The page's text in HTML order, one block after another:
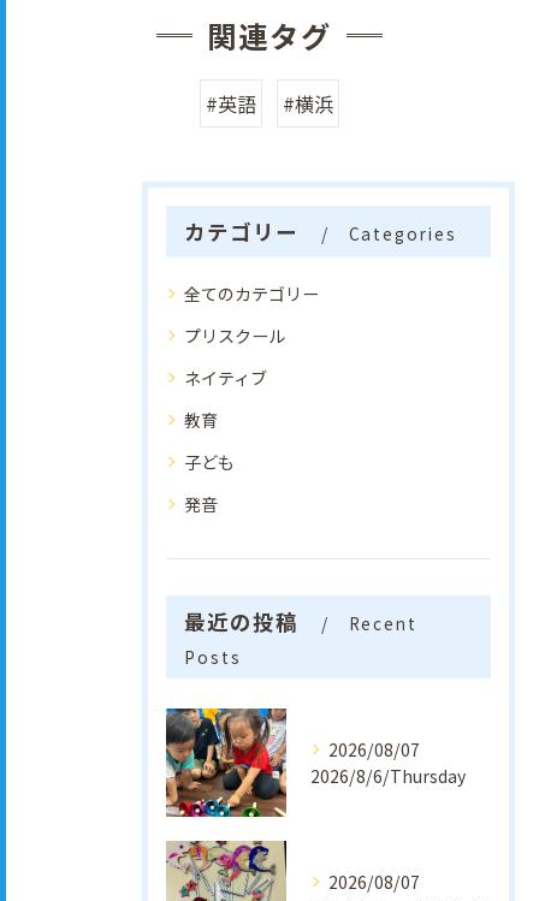
関連タグ
#英語 #横浜
カテゴリー Categories
全てのカテゴリー
プリスクール
ネイティブ
教育
子ども
発音
最近の投稿
Recent
Posts
2026/08/07
2026/8/6/Thursday
2026/08/07